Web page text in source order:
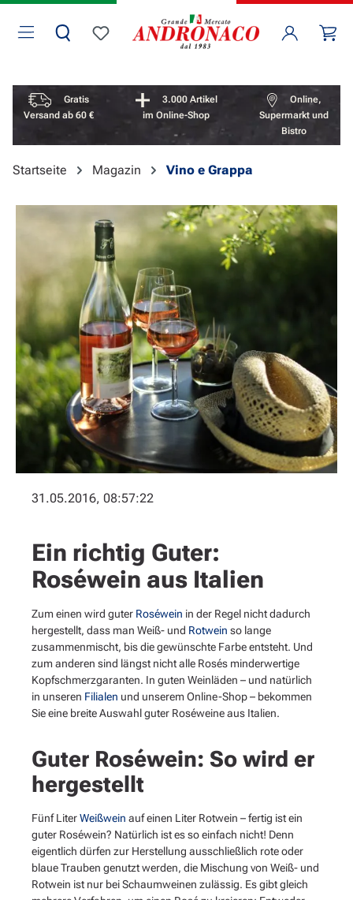
Zum Hauptinhalt springen
Du hast 0 Produkte auf dem Merkzettel
Vorteile überspringen
Gratis
Versand ab 60 €
3.000 Artikel
im Online-Shop
Online,
Supermarkt und
Bistro
Startseite Magazin Vino e Grappa
31.05.2016, 08:57:22
Ein richtig Guter:
Roséwein aus Italien
Zum einen wird guter Roséwein in der Regel nicht dadurch
hergestellt, dass man Weiß- und Rotwein so lange
zusammenmischt, bis die gewünschte Farbe entsteht. Und
zum anderen sind längst nicht alle Rosés minderwertige
Kopfschmerzgaranten. In guten Weinläden – und natürlich
in unseren Filialen und unserem Online-Shop – bekommen
Sie eine breite Auswahl guter Roséweine aus Italien.
Guter Roséwein: So wird er
hergestellt
Fünf LiterWeißwein auf einen Liter Rotwein – fertig ist ein
guter Roséwein? Natürlich ist es so einfach nicht! Denn
eigentlich dürfen zur Herstellung ausschließlich rote oder
blaue Trauben genutzt werden, die Mischung von Weiß- und
Rotwein ist nur bei Schaumweinen zulässig. Es gibt gleich